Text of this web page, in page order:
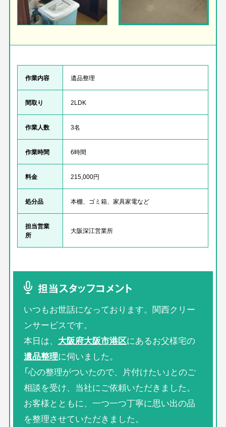
作業内容 遺品整理
間取り 2LDK
作業人数 3名
作業時間 6時間
料金 215,000円
処分品 本棚、ゴミ箱、家具家電など
担当営業
所
大阪深江営業所
担当スタッフコメント
いつもお世話になっております。関西クリー
ンサービスです。
本日は、 大阪府大阪市港区にあるお父様宅の
遺品整理に伺いました。
「心の整理がついたので、片付けたい」とのご
相談を受け、当社にご依頼いただきました。
お客様とともに、一つ一つ丁寧に思い出の品
を整理させていただきました。